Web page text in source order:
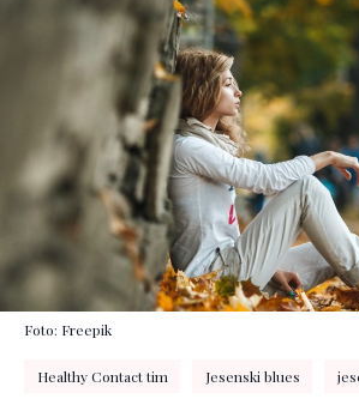
Foto: Freepik
Healthy Contact tim Jesenski blues